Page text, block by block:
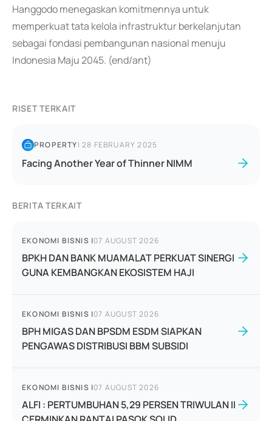
Hanggodo menegaskan komitmennya untuk
memperkuat tata kelola infrastruktur berkelanjutan
sebagai fondasi pembangunan nasional menuju
Indonesia Maju 2045. (end/ant)
RISET TERKAIT
PROPERTY|28 FEBRUARY 2025
Facing Another Year of Thinner NIMM
BERITA TERKAIT
EKONOMI BISNIS |07 AUGUST 2026
BPKH DAN BANK MUAMALAT PERKUAT SINERGI
GUNA KEMBANGKAN EKOSISTEM HAJI
EKONOMI BISNIS |07 AUGUST 2026
BPH MIGAS DAN BPSDM ESDM SIAPKAN
PENGAWAS DISTRIBUSI BBM SUBSIDI
EKONOMI BISNIS |07 AUGUST 2026
ALFI : PERTUMBUHAN 5,29 PERSEN TRIWULAN II